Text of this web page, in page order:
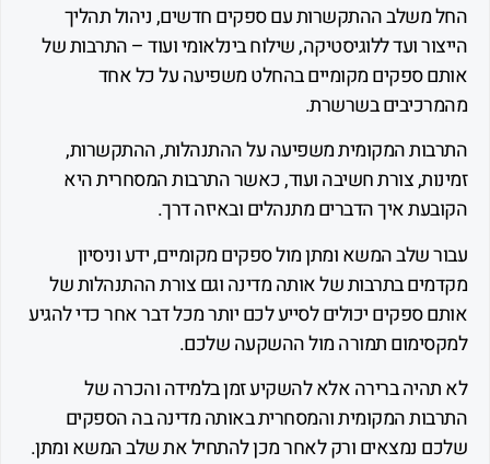
ההתקשרות עם ספקים חדשים, ניהול תהליך
ועד ללוגיסטיקה, שילוח בינלאומי ועוד – התרבות של
ספקים מקומיים בהחלט משפיעה על כל אחד
בשרשרת.
המקומית משפיעה על ההתנהלות, ההתקשרות,
צורת חשיבה ועוד, כאשר התרבות המסחרית היא
איך הדברים מתנהלים ובאיזה דרך.
שלב המשא ומתן מול ספקים מקומיים, ידע וניסיון
בתרבות של אותה מדינה וגם צורת ההתנהלות של
ספקים יכולים לסייע לכם יותר מכל דבר אחר כדי להגיע
תמורה מול ההשקעה שלכם.
ברירה אלא להשקיע זמן בלמידה והכרה של
המקומית והמסחרית באותה מדינה בה הספקים
נמצאים ורק לאחר מכן להתחיל את שלב המשא ומתן.